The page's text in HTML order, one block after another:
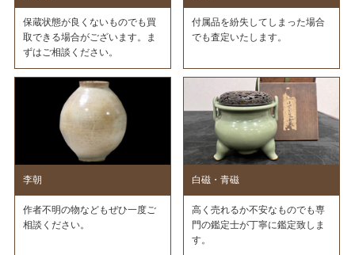
保蔵状態が良くないものでも買
取できる場合がございます。ま
ずはご相談ください。
付属品を紛失してしまった場合
でも査定いたします。
李朝
作者不明の物などもぜひ一度ご
相談ください。
白磁・青磁
高く売れるか不安なものでも専
門の鑑定士が丁寧に鑑定致しま
す。